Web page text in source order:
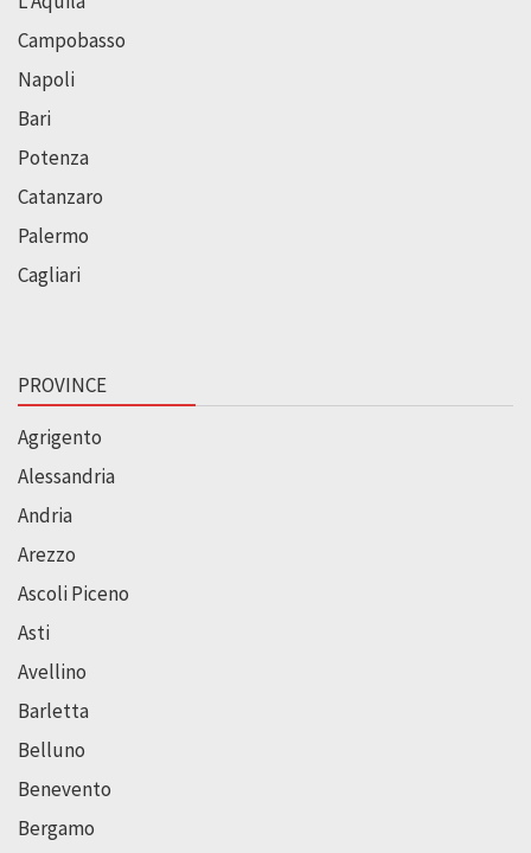
Campobasso
Napoli
Bari
Potenza
Catanzaro
Palermo
Cagliari
PROVINCE
Agrigento
Alessandria
Andria
Arezzo
Ascoli Piceno
Asti
Avellino
Barletta
Belluno
Benevento
Bergamo